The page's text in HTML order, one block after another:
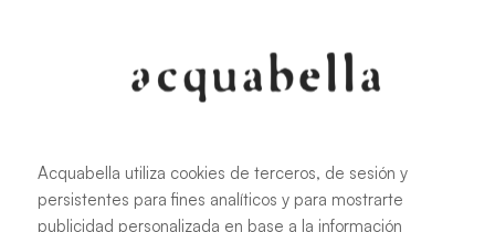
PDF
Installationshandbuch für Akron®
Acquabella utiliza cookies de terceros, de sesión y
persistentes para fines analíticos y para mostrarte
publicidad personalizada en base a la información